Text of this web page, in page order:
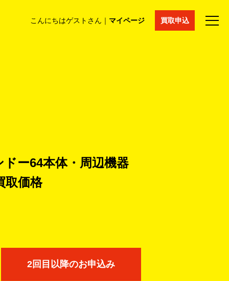
こんにちはゲストさん｜ マイページ 買取申込
コラム マイページ 採用情報 通販サイト
ー64本体・周辺機器
取価格
2回目以降のお申込み